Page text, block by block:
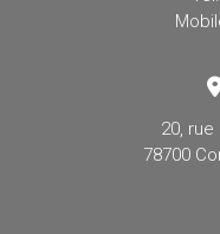
20,
78700